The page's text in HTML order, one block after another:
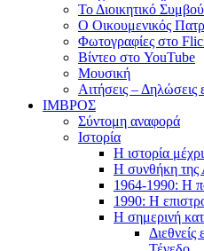
Το Διοικητικό
Ο Οικουμενικός
Φωτογραφίες στο
Βίντεο στο YouTube
Μουσική
Αιτήσεις – Δηλώσεις
ΙΜΒΡΟΣ
Σύντομη αναφορά
Ιστορία
Η ιστορία
Η συνθήκη της
1964-1990: Η
1990: Η
Η σημερινή
Διεθνείς